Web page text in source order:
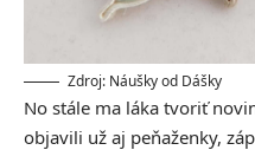
Zdroj: Náušky od Dášky
No stále ma láka tvoriť
objavili už aj peňaženky,